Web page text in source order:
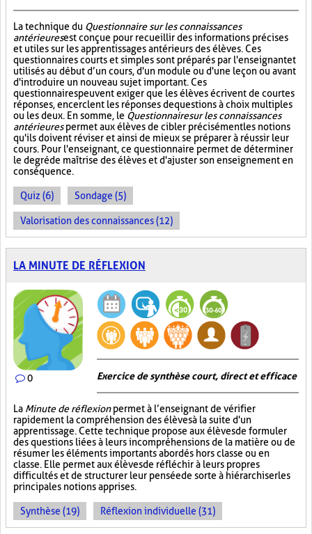
La technique du Questionnaire sur les connaissances
antérieuresest conçue pour recueillir des informations précises
et utiles sur les apprentissages antérieurs des élèves. Ces
questionnaires courts et simples sont préparés par l'enseignant et
utilisés au début d’un cours, d'un module ou d'une leçon ou avant
d'introduire un nouveau sujet important. Ces
questionnaires peuvent exiger que les élèves écrivent de courtes
réponses, encerclent les réponses de questions à choix multiples
ou les deux. En somme, le Questionnaire sur les connaissances
antérieurespermet aux élèves de cibler précisément les notions
qu'ils doivent réviser et ainsi de mieux se préparer à réussir leur
cours. Pour l'enseignant, ce questionnaire permet de déterminer
le degré de maîtrise des élèves et d'ajuster son enseignement en
conséquence.
Quiz (6) Sondage (5)
Valorisation des connaissances (12)
LA MINUTE DE RÉFLEXION
0 Exercice de synthèse court, direct et efficace
La Minute de réflexionpermet à l’enseignant de vérifier
rapidement la compréhension des élèves à la suite d'un
apprentissage. Cette technique propose aux élèves de formuler
des questions liées à leurs incompréhensions de la matière ou de
résumer les éléments importants abordés hors classe ou en
classe. Elle permet aux élèves de réfléchir à leurs propres
difficultés et de structurer leur pensée de sorte à hiérarchiser les
principales notions apprises.
Synthèse (19) Réflexion individuelle (31)